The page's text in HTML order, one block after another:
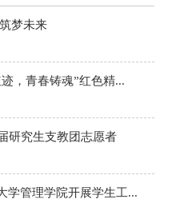
梦未来
，青春铸魂”红色精...
研究生支教团志愿者
学管理学院开展学生工...